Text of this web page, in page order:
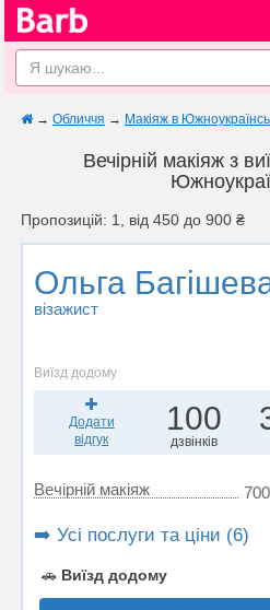
→ Обличчя → Макіяж в
Вечірній макіяж з
Пропозицій: 1, від 450 до 900 ₴
Ольга
візажист
Виїзд додому
Додати
відгук
100
дзвінків
Вечірній макіяж
➡️ Усі послуги та ціни (6)
🚗 Виїзд додому